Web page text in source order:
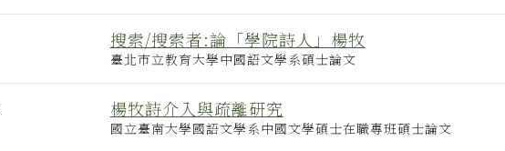
搜索/搜索者:論「學院詩人」楊牧
臺北市立教育大學中國語文學系碩士論文
楊牧詩介入與疏離研究
國立臺南大學國語文學系中國文學碩士在職專班碩士論文